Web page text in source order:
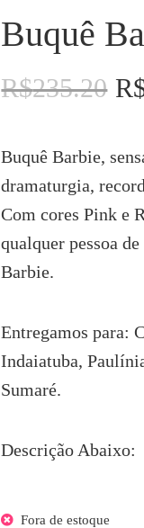
Buquê
R$235.20 O
era:
Buquê Barbie,
dramaturgia,
Com cores Pink e
qualquer pessoa
Barbie.
Entregamos para:
Indaiatuba,
Sumaré.
Descrição Abaixo:
Fora de estoque